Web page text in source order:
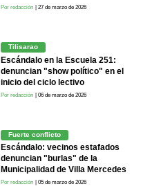
Por redacción | 27 de marzo de 2026
Tilisarao
Escándalo en la Escuela 251:
denuncian "show político" en el
inicio del ciclo lectivo
Por redacción | 06 de marzo de 2026
Fuerte conflicto
Escándalo: vecinos estafados
denuncian "burlas" de la
Municipalidad de Villa Mercedes
Por redacción | 05 de marzo de 2026